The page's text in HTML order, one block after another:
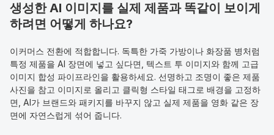
생성한 AI 이미지를 실제 제품과 똑같이 보이게
하려면 어떻게 하나요?
이커머스 전환에 적합합니다. 독특한 가죽 가방이나 화장품 병처럼
특정 제품을 AI 장면에 넣고 싶다면, 텍스트 투 이미지와 함께 고급
이미지 합성 파이프라인을 활용하세요. 선명하고 조명이 좋은 제품
사진을 참고 이미지로 올리고 클릭형 스타일 태그로 배경을 고정하
면, AI가 브랜드와 패키지를 바꾸지 않고 실제 제품을 영화 같은 장
면에 자연스럽게 섞어 줍니다.